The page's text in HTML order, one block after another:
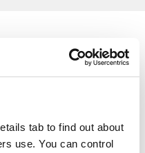
tab to find out about
use. You can control
zu